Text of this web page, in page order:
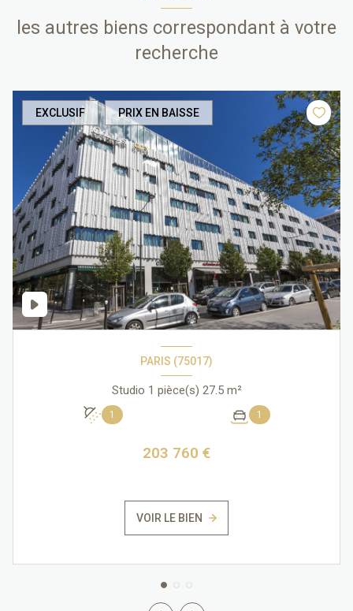
les autres biens correspondant à votre
recherche
EXCLUSIF PRIX EN BAISSE
PARIS (75017)
Studio 1 pièce(s) 27.5 m²
1 1
203 760 €
VOIR LE BIEN